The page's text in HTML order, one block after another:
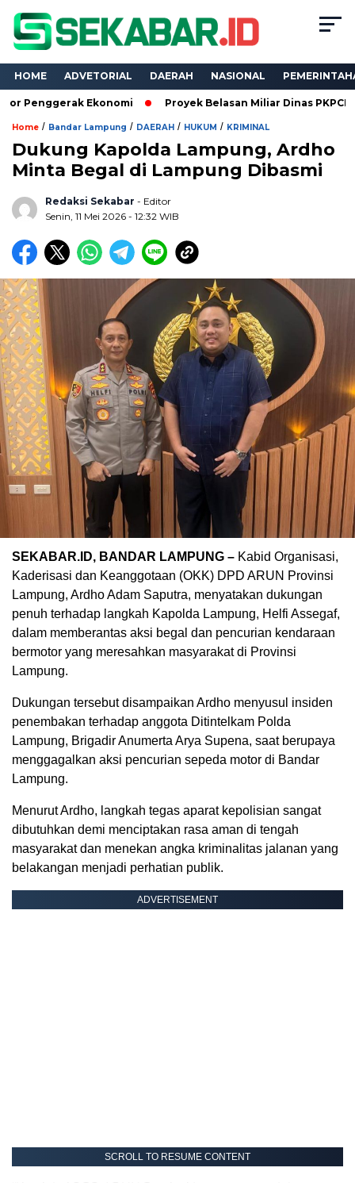
HOME ADVETORIAL DAERAH NASIONAL
Ekonomi Proyek Belasan Miliar Dinas PKPCK Lampung
Home / Bandar Lampung / DAERAH / HUKUM / KRIMINAL
Dukung Kapolda Lampung, Ardho
Minta Begal di Lampung Dibasmi
Redaksi Sekabar - Editor
Senin, 11 Mei 2026 - 12:32 WIB
SEKABAR.ID, BANDAR LAMPUNG – Kabid Organisasi,
Kaderisasi dan Keanggotaan (OKK) DPD ARUN Provinsi
Lampung, Ardho Adam Saputra, menyatakan dukungan
penuh terhadap langkah Kapolda Lampung, Helfi Assegaf,
dalam memberantas aksi begal dan pencurian kendaraan
bermotor yang meresahkan masyarakat di Provinsi
Lampung.
Dukungan tersebut disampaikan Ardho menyusul insiden
penembakan terhadap anggota Ditintelkam Polda
Lampung, Brigadir Anumerta Arya Supena, saat berupaya
menggagalkan aksi pencurian sepeda motor di Bandar
Lampung.
Menurut Ardho, langkah tegas aparat kepolisian sangat
dibutuhkan demi menciptakan rasa aman di tengah
masyarakat dan menekan angka kriminalitas jalanan yang
belakangan menjadi perhatian publik.
ADVERTISEMENT
SCROLL TO RESUME CONTENT